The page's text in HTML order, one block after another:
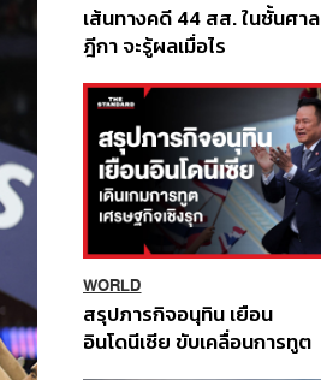
เส้นทางคดี 44 สส. ในชั้นศาล
ฎีกา จะรู้ผลเมื่อไร
WORLD
สรุปภารกิจอนุทิน เยือน
อินโดนีเซีย ขับเคลื่อนการทูต